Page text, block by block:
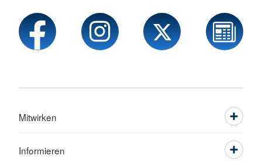
Mitwirken
Informieren